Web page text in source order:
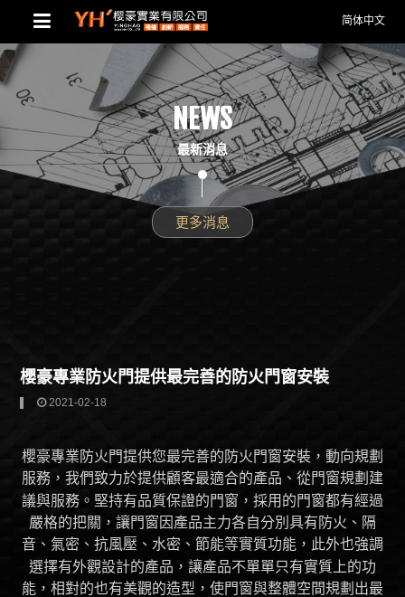
简体中文
NEWS
最新消息
更多消息
櫻豪專業防火門提供最完善的防火門窗安裝
2021-02-18
櫻豪專業防火門提供您最完善的防火門窗安裝，動向規劃
服務，我們致力於提供顧客最適合的產品、從門窗規劃建
議與服務。堅持有品質保證的門窗，採用的門窗都有經過
嚴格的把關，讓門窗因產品主力各自分別具有防火、隔
音、氣密、抗風壓、水密、節能等實質功能，此外也強調
選擇有外觀設計的產品，讓產品不單單只有實質上的功
能，相對的也有美觀的造型，使門窗與整體空間規劃出最